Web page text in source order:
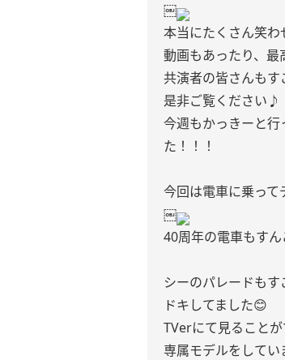
￼
本当にたくさん笑
動画もあったり、
共演者の皆さんもす
是非ご覧ください♪
今週もかっきーと
た！！！
今回は電車に乗って
￼
40周年の電車もすん
シーのパレードも
ドキしてました😊
TVerにて見ること
専属モデルをしてい